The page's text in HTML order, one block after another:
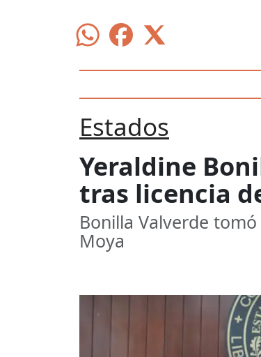
Estados
Yeraldine
tras licencia
Bonilla Valverde
Moya